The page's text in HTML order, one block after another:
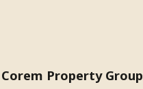
Property Group